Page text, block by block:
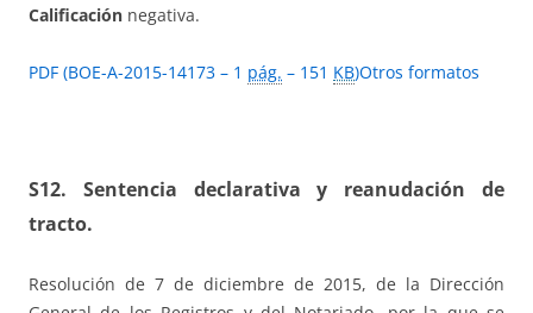
Calificación negativa.
PDF (BOE-A-2015-14173 – 1 pág. – 151 KB)Otros formatos
S12. Sentencia declarativa y reanudación de
tracto.
Resolución de 7 de diciembre de 2015, de la Dirección